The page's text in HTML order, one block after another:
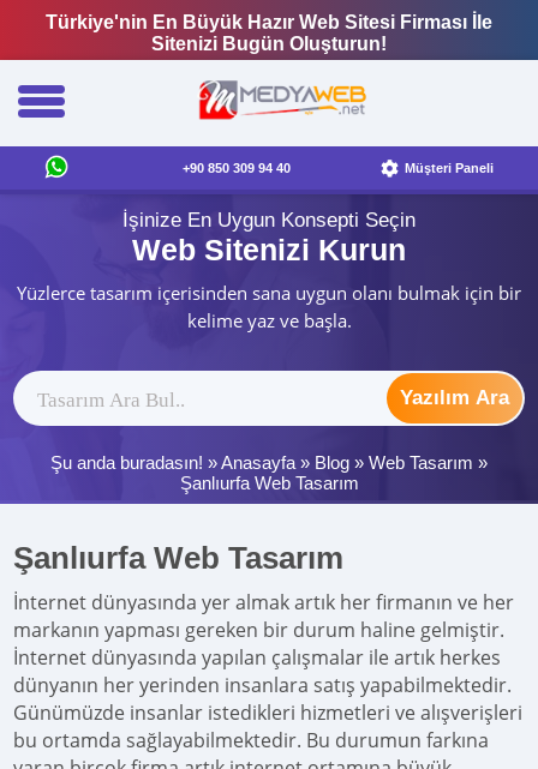
Türkiye'nin En Büyük Hazır Web Sitesi Firması İle
Sitenizi Bugün Oluşturun!
+90 850 309 94 40 Müşteri Paneli
İşinize En Uygun Konsepti Seçin
Web Sitenizi Kurun
Yüzlerce tasarım içerisinden sana uygun olanı bulmak için bir
kelime yaz ve başla.
Yazılım Ara
Şu anda buradasın! »Anasayfa » Blog » Web Tasarım »
Şanlıurfa Web Tasarım
Şanlıurfa Web Tasarım
İnternet dünyasında yer almak artık her firmanın ve her
markanın yapması gereken bir durum haline gelmiştir.
İnternet dünyasında yapılan çalışmalar ile artık herkes
dünyanın her yerinden insanlara satış yapabilmektedir.
Günümüzde insanlar istedikleri hizmetleri ve alışverişleri
bu ortamda sağlayabilmektedir. Bu durumun farkına